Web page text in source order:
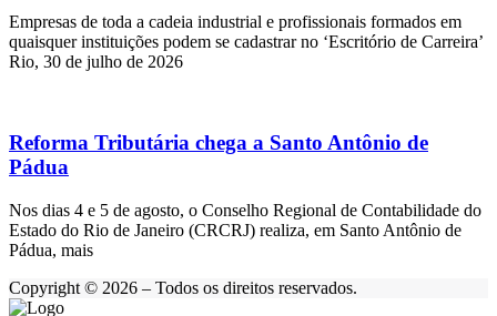
Empresas de toda a cadeia industrial e profissionais formados em
quaisquer instituições podem se cadastrar no ‘Escritório de Carreira’
Rio, 30 de julho de 2026
Reforma Tributária chega a Santo Antônio de
Pádua
Nos dias 4 e 5 de agosto, o Conselho Regional de Contabilidade do
Estado do Rio de Janeiro (CRCRJ) realiza, em Santo Antônio de
Pádua, mais
Copyright © 2026 – Todos os direitos reservados.